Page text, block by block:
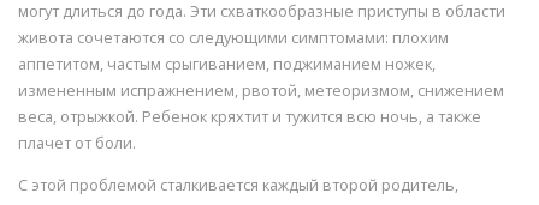
могут длиться до года. Эти схваткообразные приступы в области
живота сочетаются со следующими симптомами: плохим
аппетитом, частым срыгиванием, поджиманием ножек,
измененным испражнением, рвотой, метеоризмом, снижением
веса, отрыжкой. Ребенок кряхтит и тужится всю ночь, а также
плачет от боли.
С этой проблемой сталкивается каждый второй родитель,